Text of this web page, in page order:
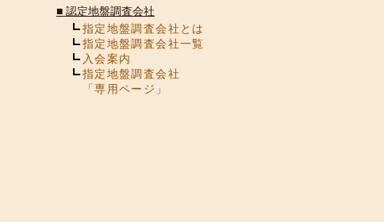
■ 認定地盤調査会社
指定地盤調査会社とは
指定地盤調査会社一覧
入会案内
指定地盤調査会社
「専用ページ」